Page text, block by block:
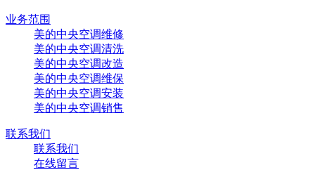
业务范围
美的中央空调维修
美的中央空调清洗
美的中央空调改造
美的中央空调维保
美的中央空调安装
美的中央空调销售
联系我们
联系我们
在线留言